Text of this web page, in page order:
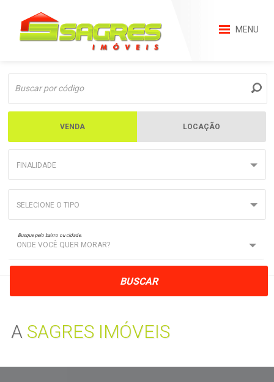
MENU
VENDA LOCAÇÃO
FINALIDADE
SELECIONE O TIPO
Busque pelo bairro ou cidade.
ONDE VOCÊ QUER MORAR?
BUSCAR
A SAGRES IMÓVEIS